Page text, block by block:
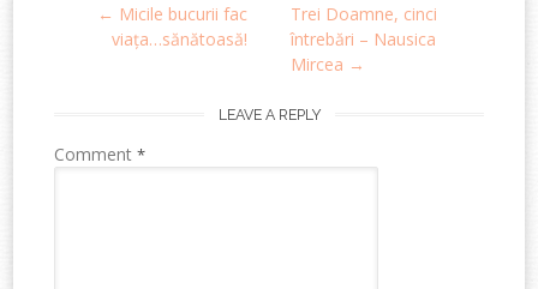
navigation
← Micile bucurii fac
viața…sănătoasă!
Trei Doamne, cinci
întrebări – Nausica
Mircea →
LEAVE A REPLY
Comment*